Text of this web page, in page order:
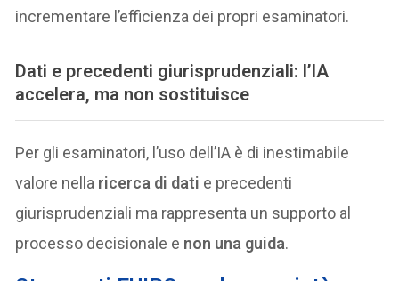
incrementare l’efficienza dei propri esaminatori.
Dati e precedenti giurisprudenziali: l’IA
accelera, ma non sostituisce
Per gli esaminatori, l’uso dell’IA è di inestimabile
valore nella ricerca di dati e precedenti
giurisprudenziali ma rappresenta un supporto al
processo decisionale e non una guida.